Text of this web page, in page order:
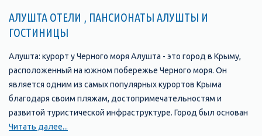
АЛУШТА ОТЕЛИ , ПАНСИОНАТЫ АЛУШТЫ И
ГОСТИНИЦЫ
Алушта: курорт у Черного моря Алушта - это город в Крыму,
расположенный на южном побережье Черного моря. Он
является одним из самых популярных курортов Крыма
благодаря своим пляжам, достопримечательностям и
развитой туристической инфраструктуре. Город был основан
в 1837 году и с тех пор стал одним из главных туристических
Читать далее...